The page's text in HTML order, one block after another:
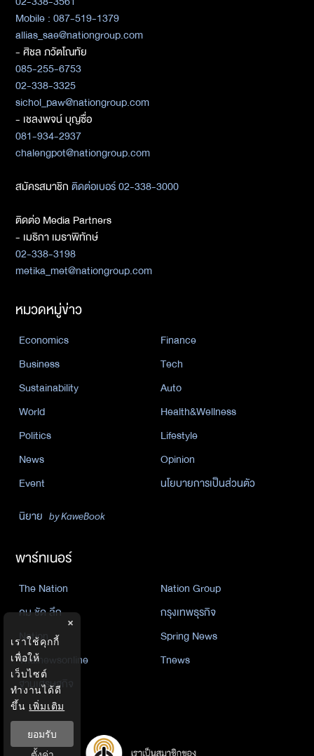
Mobile : 087-519-1379
allias_sae@nationgroup.com
- ศิชล ภวัตโณทัย
085-255-6753
02-338-3325
sichol_paw@nationgroup.com
- เชลงพจน์ บุญซื่อ
081-934-2937
chalengpot@nationgroup.com
สมัครสมาชิกติดต่อเบอร์ 02-338-3000
ติดต่อ Media Partners
- เมธิกา เมธาพิทักษ์
02-338-3198
metika_met@nationgroup.com
หมวดหมู่ข่าว
Economics
Finance
Business
Tech
Sustainability
Auto
World
Health&Wellness
Politics
Lifestyle
News
Opinion
Event
นโยบายการเป็นส่วนตัว
นิยาย by KaweBook
พาร์ทเนอร์
The Nation
Nation Group
คม ชัด ลึก
กรุงเทพธุรกิจ
Nation
Spring News
Thainewsonline
Tnews
ฐานเศรษฐกิจ
×
เราใช้คุกกี้
เพื่อให้
เว็บไซต์
ทำงานได้ดี
ขึ้น เพิ่มเติม
ยอมรับ